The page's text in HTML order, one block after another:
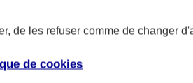
de les refuser comme de changer
de cookies